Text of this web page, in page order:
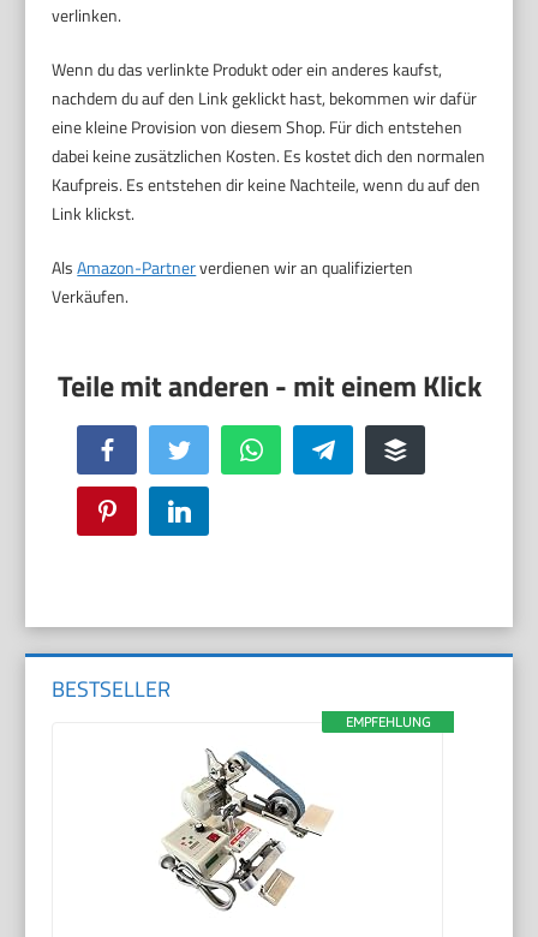
verlinken.
Wenn du das verlinkte Produkt oder ein anderes kaufst,
nachdem du auf den Link geklickt hast, bekommen wir dafür
eine kleine Provision von diesem Shop. Für dich entstehen
dabei keine zusätzlichen Kosten. Es kostet dich den normalen
Kaufpreis. Es entstehen dir keine Nachteile, wenn du auf den
Link klickst.
AlsAmazon-Partnerverdienen wir an qualifizierten
Verkäufen.
Facebook Twitter WhatsApp Telegram Buffer
Pinterest LinkedIn
BESTSELLER
EMPFEHLUNG